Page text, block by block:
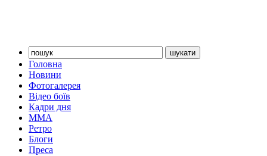
Головна
Новини
Фотогалерея
Відео боїв
Кадри дня
ММА
Ретро
Блоги
Преса